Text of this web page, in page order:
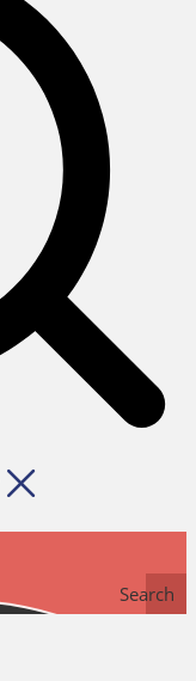
Search